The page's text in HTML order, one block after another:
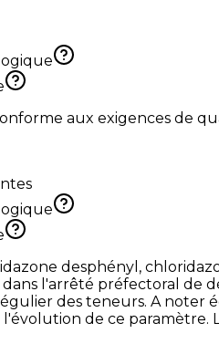
aux exigences de
desphényl,
dans l'arrêté préfectoral de
des teneurs. A noter
de ce paramètre.